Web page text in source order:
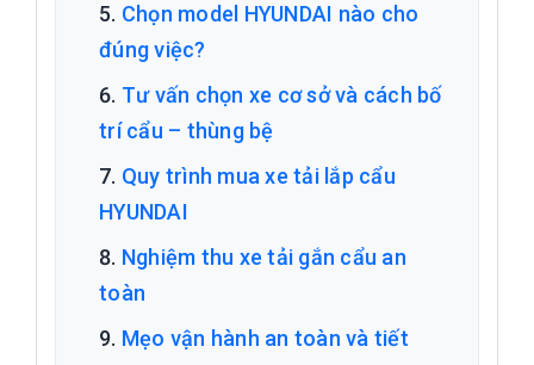
Chọn model HYUNDAI nào cho
đúng việc?
Tư vấn chọn xe cơ sở và cách bố
trí cẩu – thùng bệ
Quy trình mua xe tải lắp cẩu
HYUNDAI
Nghiệm thu xe tải gắn cẩu an
toàn
Mẹo vận hành an toàn và tiết